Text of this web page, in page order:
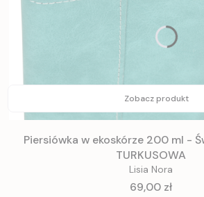
Zobacz produkt
Piersiówka w ekoskórze 200 ml -
TURKUSOWA
Lisia Nora
Cena
69,00 zł